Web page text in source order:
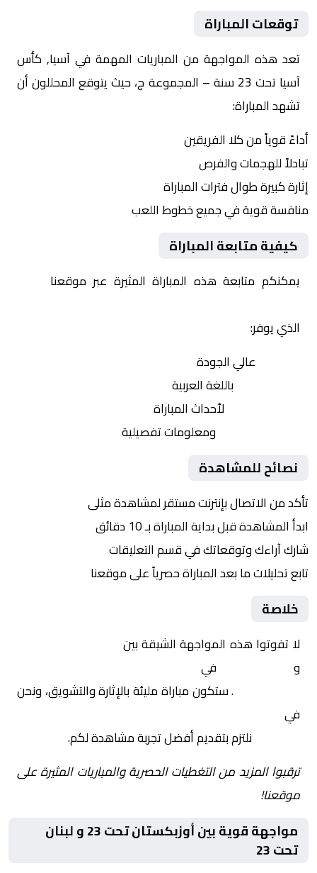
توقعات المباراة
تعد هذه المواجهة من المباريات المهمة في آسيا, كأس
آسيا تحت 23 سنة – المجموعة ج، حيث يتوقع المحللون أن
تشهد المباراة:
أداءً قوياً من كلا الفريقين
تبادلاً للهجمات والفرص
إثارة كبيرة طوال فترات المباراة
منافسة قوية في جميع خطوط اللعب
كيفية متابعة المباراة
يمكنكم متابعة هذه المباراة المثيرة عبر موقعنا
الذي يوفر:
عالي الجودة
باللغة العربية
لأحداث المباراة
ومعلومات تفصيلية
نصائح للمشاهدة
تأكد من الاتصال بإنترنت مستقر لمشاهدة مثلى
ابدأ المشاهدة قبل بداية المباراة بـ 10 دقائق
شارك آراءك وتوقعاتك في قسم التعليقات
تابع تحليلات ما بعد المباراة حصرياً على موقعنا
خلاصة
لا تفوتوا هذه المواجهة الشيقة بين
ولبنان تحت 23 في
. ستكون مباراة مليئة بالإثارة والتشويق، ونحن
في
نلتزم بتقديم أفضل تجربة مشاهدة لكم.
ترقبوا المزيد من التغطيات الحصرية والمباريات المثيرة على
موقعنا!
مواجهة قوية بين أوزبكستان تحت 23 و لبنان
تحت 23